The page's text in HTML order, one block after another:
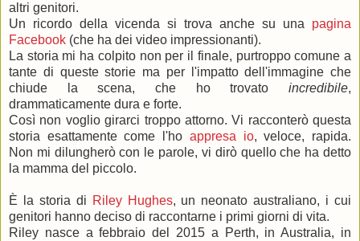
altri genitori.
Un ricordo della vicenda si trova anche su una pagina
Facebook (che ha dei video impressionanti).
La storia mi ha colpito non per il finale, purtroppo comune a
tante di queste storie ma per l'impatto dell'immagine che
chiude la scena, che ho trovato incredibile,
drammaticamente dura e forte.
Così non voglio girarci troppo attorno. Vi racconterò questa
storia esattamente come l'ho appresa io, veloce, rapida.
Non mi dilungherò con le parole, vi dirò quello che ha detto
la mamma del piccolo.
È la storia di Riley Hughes, un neonato australiano, i cui
genitori hanno deciso di raccontarne i primi giorni di vita.
Riley nasce a febbraio del 2015 a Perth, in Australia, in